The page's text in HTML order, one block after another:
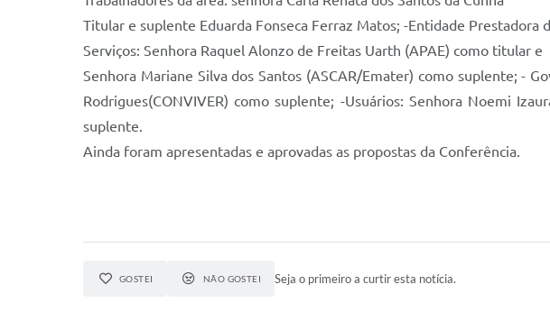
Titular e suplente Eduarda Fonseca Ferraz Matos; -Entidade Prestadora
Serviços: Senhora Raquel Alonzo de Freitas Uarth (APAE) como titular e
Senhora Mariane Silva dos Santos (ASCAR/Emater) como suplente; -
Rodrigues(CONVIVER) como suplente; -Usuários: Senhora Noemi
suplente.
Ainda foram apresentadas e aprovadas as propostas da Conferência.
GOSTEI NÃO GOSTEI Seja o primeiro a curtir esta notícia.